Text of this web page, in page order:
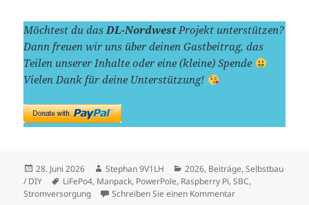
Möchtest du dasDL-NordwestProjekt unterstützen?
Dann freuen wir uns über deinen Gastbeitrag, das
Teilen unserer Inhalte oder eine (kleine) Spende
Vielen Dank für deine Unterstützung!
Veröffentlicht
am
28. Juni 2026 Autor
Stephan 9V1LH Kategorien
2026, Beiträge,Selbstbau
/ DIY
Schlagwörter
LiFePo4, Manpack, PowerPole, Raspberry Pi,SBC,
Stromversorgung
Schreiben Sie einen Kommentarzu PowerPole-